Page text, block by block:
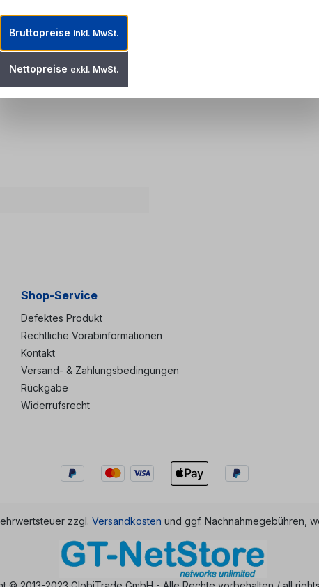
G657A1 trockene
Außenmantel
Shop-Service
Defektes Produkt
Rechtliche Vorabinformationen
Kontakt
Versand- & Zahlungsbedingungen
Rückgabe
Widerrufsrecht
zzgl. Versandkosten und ggf. Nachnahmegebühren,
Bruttopreise inkl. MwSt.
Nettopreise exkl. MwSt.